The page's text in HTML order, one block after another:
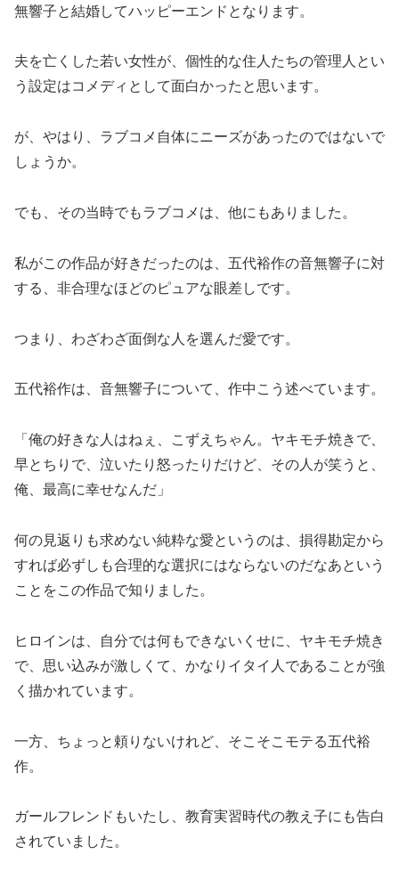
無響子と結婚してハッピーエンドとなります。
夫を亡くした若い女性が、個性的な住人たちの管理人とい
う設定はコメディとして面白かったと思います。
が、やはり、ラブコメ自体にニーズがあったのではないで
しょうか。
でも、その当時でもラブコメは、他にもありました。
私がこの作品が好きだったのは、五代裕作の音無響子に対
する、非合理なほどのピュアな眼差しです。
つまり、わざわざ面倒な人を選んだ愛です。
五代裕作は、音無響子について、作中こう述べています。
「俺の好きな人はねぇ、こずえちゃん。ヤキモチ焼きで、
早とちりで、泣いたり怒ったりだけど、その人が笑うと、
俺、最高に幸せなんだ」
何の見返りも求めない純粋な愛というのは、損得勘定から
すれば必ずしも合理的な選択にはならないのだなあという
ことをこの作品で知りました。
ヒロインは、自分では何もできないくせに、ヤキモチ焼き
で、思い込みが激しくて、かなりイタイ人であることが強
く描かれています。
一方、ちょっと頼りないけれど、そこそこモテる五代裕
作。
ガールフレンドもいたし、教育実習時代の教え子にも告白
されていました。